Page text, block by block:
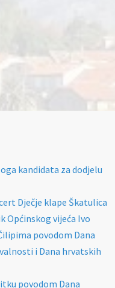
kandidata za dodjelu
Dječje klape Škatulica
Općinskog vijeća Ivo
povodom Dana
i Dana hrvatskih
povodom Dana